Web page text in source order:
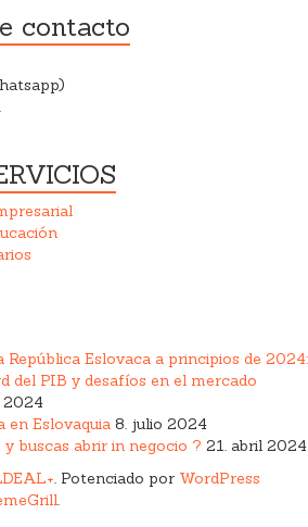
contacto
República Eslovaca a principios de 2024:
del PIB y desafíos en el mercado
2024
en Eslovaquia 8. julio 2024
buscas abrir in negocio ? 21. abril 2024
. Potenciado por WordPress
.